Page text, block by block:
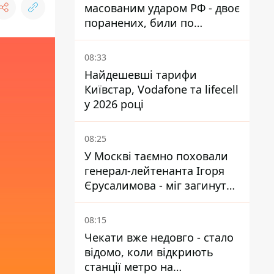
масованим ударом РФ - двоє
поранених, били по
Нікопольщині та
Синельниківщині
08:33
Найдешевші тарифи
Київстар, Vodafone та lifecell
у 2026 році
08:25
У Москві таємно поховали
генерал-лейтенанта Ігоря
Єрусалимова - міг загинути
від вибуху в ресторані
08:15
Чекати вже недовго - стало
відомо, коли відкриють
станції метро на